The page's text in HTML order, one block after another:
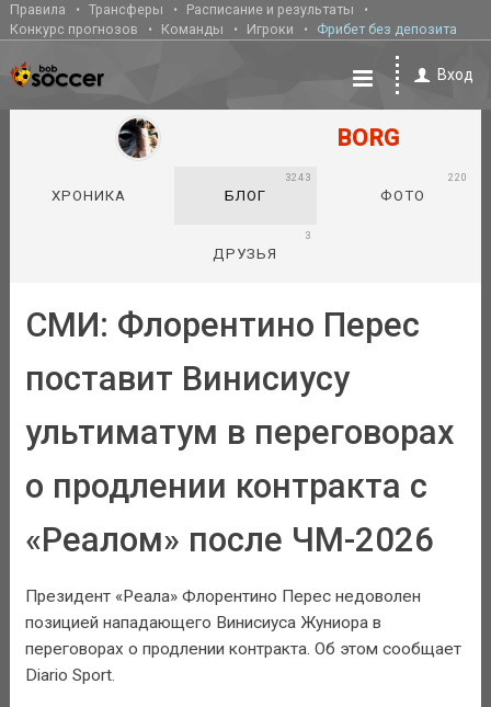
Правила Трансферы
Расписание и результаты
Конкурс прогнозов
Команды Игроки Фрибет без депозита
Вход
BORG
ХРОНИКА БЛОГ
3243
ФОТО
220
ДРУЗЬЯ
3
СМИ: Флорентино Перес
поставит Винисиусу
ультиматум в переговорах
о продлении контракта с
«Реалом» после ЧМ-2026
Президент «Реала» Флорентино Перес недоволен
позицией нападающего Винисиуса Жуниора в
переговорах о продлении контракта. Об этом сообщает
Diario Sport.